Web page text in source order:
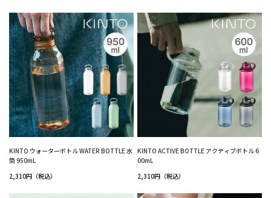
KINTO ウォーターボトル WATER BOTTLE 水
筒 950mL
2,310円（税込）
KINTO ACTIVE BOTTLE アクティブボトル 6
00mL
2,310円（税込）